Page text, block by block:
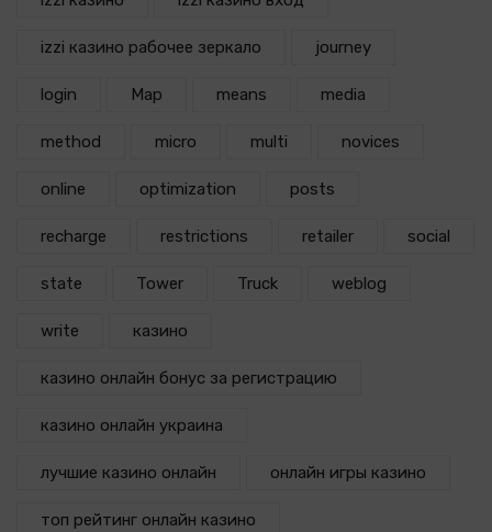
izzi казино рабочее зеркало journey
login Map means media
method micro multi novices
online optimization posts
recharge restrictions retailer social
state Tower Truck weblog
write казино
казино онлайн бонус за регистрацию
казино онлайн украина
лучшие казино онлайн онлайн игры казино
топ рейтинг онлайн казино